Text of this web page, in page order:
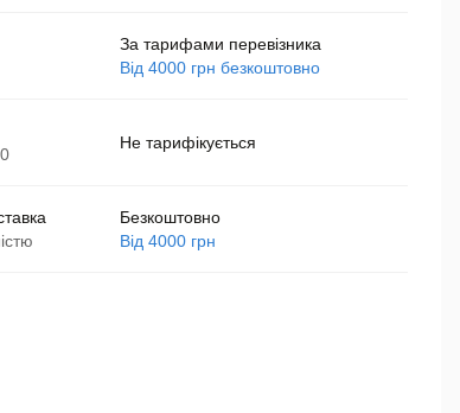
За тарифами перевізника
Від 4000 грн безкоштовно
Не тарифікується
Безкоштовно
Від 4000 грн